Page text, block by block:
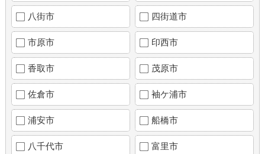
八街市 四街道市
市原市 印西市
香取市 茂原市
佐倉市 袖ケ浦市
浦安市 船橋市
八千代市 富里市